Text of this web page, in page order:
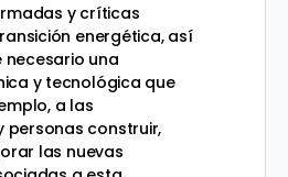
y críticas
energética, así
necesario una
y tecnológica que
a las
personas construir,
las nuevas